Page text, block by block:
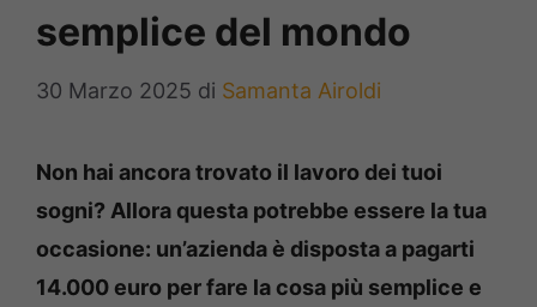
semplice del mondo
30 Marzo 2025 di Samanta Airoldi
Non hai ancora trovato il lavoro dei tuoi
sogni? Allora questa potrebbe essere la tua
occasione: un’azienda è disposta a pagarti
14.000 euro per fare la cosa più semplice e